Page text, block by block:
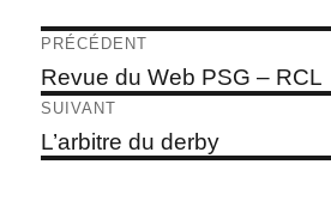
Navigation
de
l’article
PRÉCÉDENT
Article
précédent :
Revue du Web PSG – RCL
SUIVANT
Article
suivant :
L’arbitre du derby